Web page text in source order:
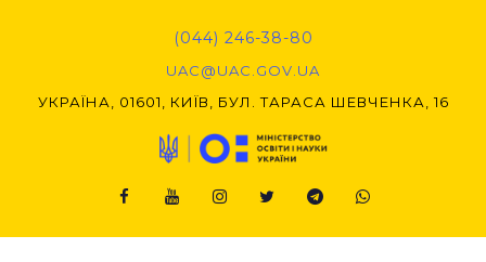
(044) 246-38-80
UAC@UAC.GOV.UA​​
УКРАЇНА, 01601, КИЇВ, БУЛ. ТАРАСА ШЕВЧЕНКА, 16